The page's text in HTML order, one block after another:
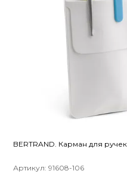
BERTRAND. Карман для ручек
Артикул: 91608-106